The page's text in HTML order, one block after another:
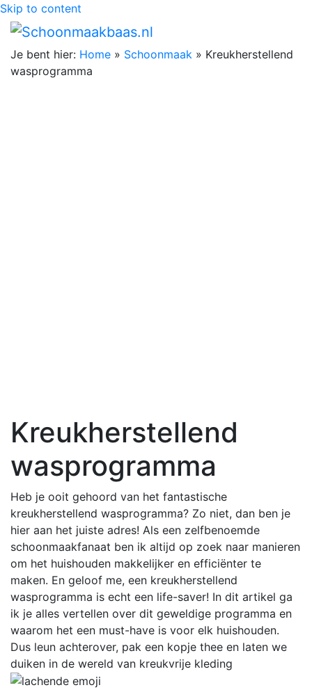
Skip to content
Je bent hier: Home » Schoonmaak » Kreukherstellend
wasprogramma
Kreukherstellend
wasprogramma
Heb je ooit gehoord van het fantastische
kreukherstellend wasprogramma? Zo niet, dan ben je
hier aan het juiste adres! Als een zelfbenoemde
schoonmaakfanaat ben ik altijd op zoek naar manieren
om het huishouden makkelijker en efficiënter te
maken. En geloof me, een kreukherstellend
wasprogramma is echt een life-saver! In dit artikel ga
ik je alles vertellen over dit geweldige programma en
waarom het een must-have is voor elk huishouden.
Dus leun achterover, pak een kopje thee en laten we
duiken in de wereld van kreukvrije kleding